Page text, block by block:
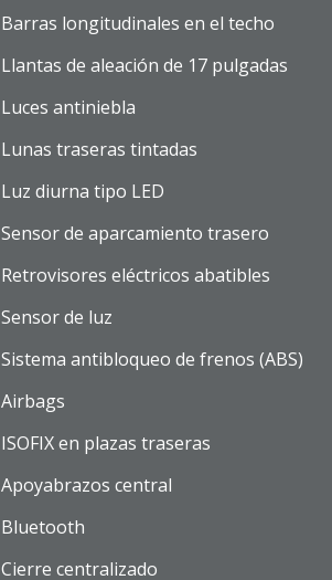
Barras longitudinales en el techo
Llantas de aleación de 17 pulgadas
Luces antiniebla
Lunas traseras tintadas
Luz diurna tipo LED
Sensor de aparcamiento trasero
Retrovisores eléctricos abatibles
Sensor de luz
Sistema antibloqueo de frenos (ABS)
Airbags
ISOFIX en plazas traseras
Apoyabrazos central
Bluetooth
Cierre centralizado